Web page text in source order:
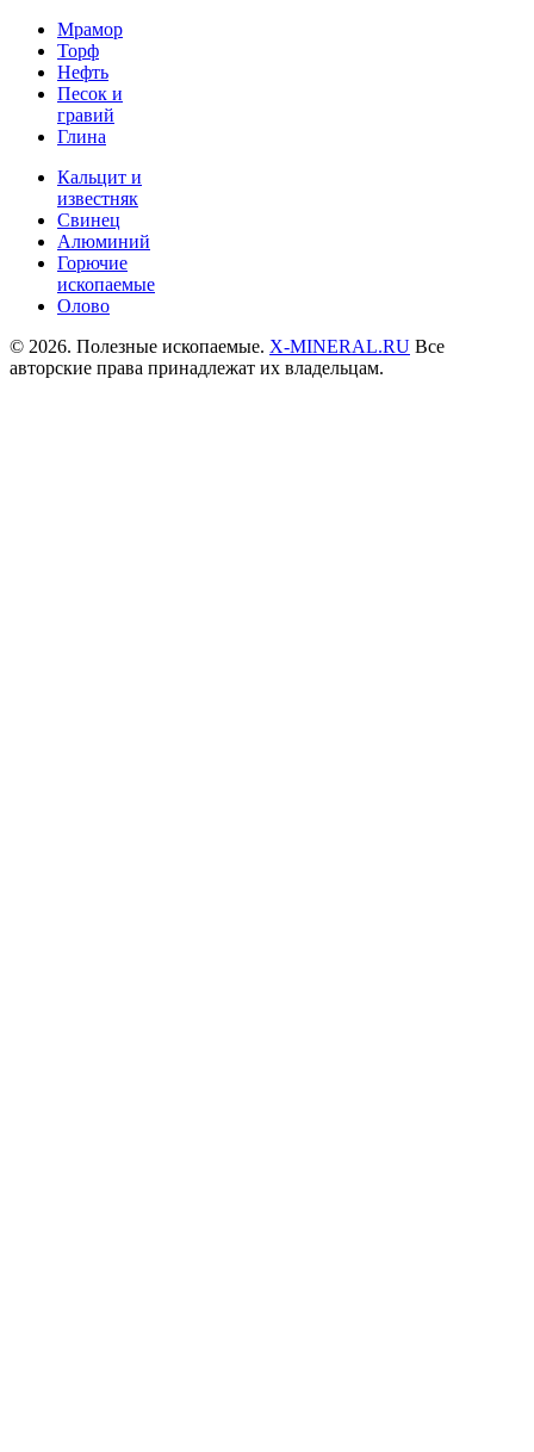
Мрамор
Торф
Нефть
Песок и
гравий
Глина
Кальцит и
известняк
Свинец
Алюминий
Горючие
ископаемые
Олово
© 2026. Полезные ископаемые. X-MINERAL.RU Все
авторские права принадлежат их владельцам.